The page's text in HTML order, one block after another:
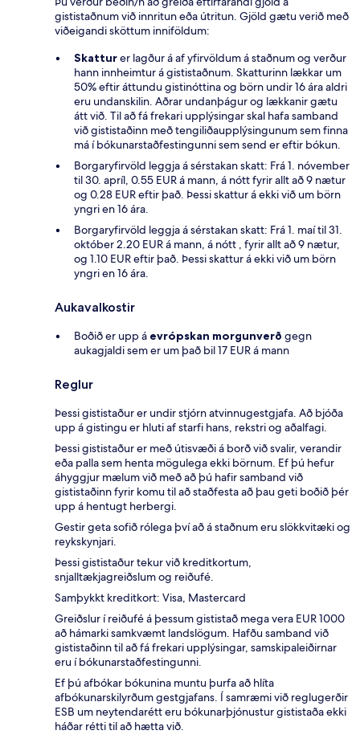
gististaðnum við innritun eða útritun. Gjöld gætu verið með
viðeigandi sköttum inniföldum:
Skatturer lagður á af yfirvöldum á staðnum og verður
hann innheimtur á gististaðnum. Skatturinn lækkar um
50% eftir áttundu gistinóttina og börn undir 16 ára aldri
eru undanskilin. Aðrar undanþágur og lækkanir gætu
átt við. Til að fá frekari upplýsingar skal hafa samband
við gististaðinn með tengiliðaupplýsingunum sem finna
má í bókunarstaðfestingunni sem send er eftir bókun.
Borgaryfirvöld leggja á sérstakan skatt: Frá 1. nóvember
til 30. apríl, 0.55 EUR á mann, á nótt fyrir allt að 9 nætur
og 0.28 EUR eftir það. Þessi skattur á ekki við um börn
yngri en 16 ára.
Borgaryfirvöld leggja á sérstakan skatt: Frá 1. maí til 31.
október 2.20 EUR á mann, á nótt , fyrir allt að 9 nætur,
og 1.10 EUR eftir það. Þessi skattur á ekki við um börn
yngri en 16 ára.
Aukavalkostir
Boðið er upp á evrópskan morgunverð gegn
aukagjaldi sem er um það bil 17 EUR á mann
Reglur
Þessi gististaður er undir stjórn atvinnugestgjafa. Að bjóða
upp á gistingu er hluti af starfi hans, rekstri og aðalfagi.
Þessi gististaður er með útisvæði á borð við svalir, verandir
eða palla sem henta mögulega ekki börnum. Ef þú hefur
áhyggjur mælum við með að þú hafir samband við
gististaðinn fyrir komu til að staðfesta að þau geti boðið þér
upp á hentugt herbergi.
Gestir geta sofið rólega því að á staðnum eru slökkvitæki og
reykskynjari.
Þessi gististaður tekur við kreditkortum,
snjalltækjagreiðslum og reiðufé.
Samþykkt kreditkort: Visa, Mastercard
Greiðslur í reiðufé á þessum gististað mega vera EUR 1000
að hámarki samkvæmt landslögum. Hafðu samband við
gististaðinn til að fá frekari upplýsingar, samskipaleiðirnar
eru í bókunarstaðfestingunni.
Ef þú afbókar bókunina muntu þurfa að hlíta
afbókunarskilyrðum gestgjafans. Í samræmi við reglugerðir
ESB um neytendarétt eru bókunarþjónustur gististaða ekki
háðar rétti til að hætta við.